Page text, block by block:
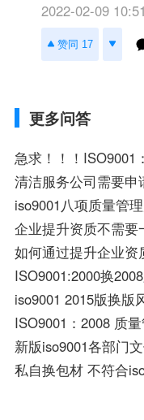
2022-02-09
赞同 17
更多问答
清洁服务公司需要申
iso9001八项质量管
企业提升资质不需要
如何通过提升企业
ISO9001:2000换
iso9001 2015版换版
ISO9001：2008 质
新版iso9001各部门
私自换包材 不符合